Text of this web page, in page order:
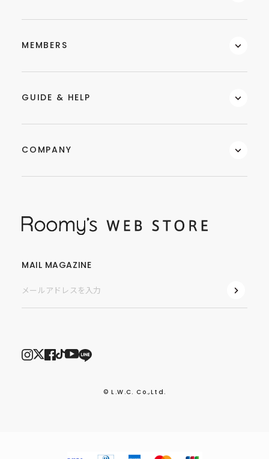
MEMBERS
GUIDE & HELP
COMPANY
MAIL MAGAZINE
© L.W.C. Co.,Ltd.